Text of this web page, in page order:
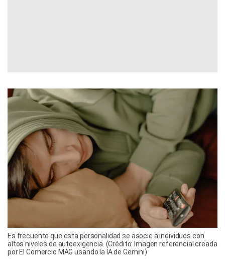
Es frecuente que esta personalidad se asocie a individuos con
altos niveles de autoexigencia. (Crédito: Imagen referencial creada
por El Comercio MAG usando la IA de Gemini)